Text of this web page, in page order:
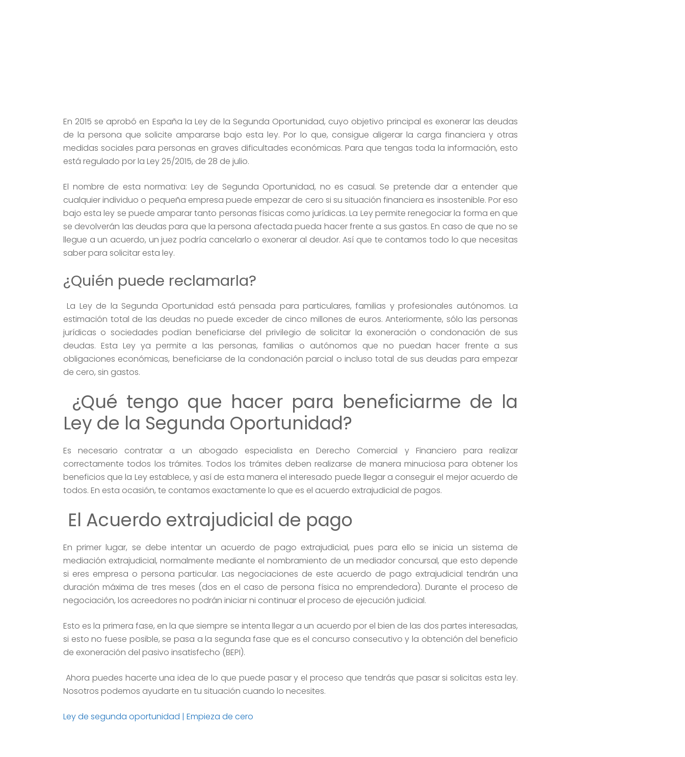
En 2015 se aprobó en España la Ley de la Segunda Oportunidad, cuyo objetivo principal es exonerar las deudas
de la persona que solicite ampararse bajo esta ley. Por lo que, consigue aligerar la carga financiera y otras
medidas sociales para personas en graves dificultades económicas. Para que tengas toda la información, esto
está regulado por la Ley 25/2015, de 28 de julio.
El nombre de esta normativa: Ley de Segunda Oportunidad, no es casual. Se pretende dar a entender que
cualquier individuo o pequeña empresa puede empezar de cero si su situación financiera es insostenible. Por eso
bajo esta ley se puede amparar tanto personas físicas como jurídicas. La Ley permite renegociar la forma en que
se devolverán las deudas para que la persona afectada pueda hacer frente a sus gastos. En caso de que no se
llegue a un acuerdo, un juez podría cancelarlo o exonerar al deudor. Así que te contamos todo lo que necesitas
saber para solicitar esta ley.
¿Quién puede reclamarla?
La Ley de la Segunda Oportunidad está pensada para particulares, familias y profesionales autónomos. La
estimación total de las deudas no puede exceder de cinco millones de euros. Anteriormente, sólo las personas
jurídicas o sociedades podían beneficiarse del privilegio de solicitar la exoneración o condonación de sus
deudas. Esta Ley ya permite a las personas, familias o autónomos que no puedan hacer frente a sus
obligaciones económicas, beneficiarse de la condonación parcial o incluso total de sus deudas para empezar
de cero, sin gastos.
¿Qué tengo que hacer para beneficiarme de la
Ley de la Segunda Oportunidad?
Es necesario contratar a un abogado especialista en Derecho Comercial y Financiero para realizar
correctamente todos los trámites. Todos los trámites deben realizarse de manera minuciosa para obtener los
beneficios que la Ley establece, y así de esta manera el interesado puede llegar a conseguir el mejor acuerdo de
todos. En esta ocasión, te contamos exactamente lo que es el acuerdo extrajudicial de pagos.
El Acuerdo extrajudicial de pago
En primer lugar, se debe intentar un acuerdo de pago extrajudicial, pues para ello se inicia un sistema de
mediación extrajudicial, normalmente mediante el nombramiento de un mediador concursal, que esto depende
si eres empresa o persona particular. Las negociaciones de este acuerdo de pago extrajudicial tendrán una
duración máxima de tres meses (dos en el caso de persona física no emprendedora). Durante el proceso de
negociación, los acreedores no podrán iniciar ni continuar el proceso de ejecución judicial.
Esto es la primera fase, en la que siempre se intenta llegar a un acuerdo por el bien de las dos partes interesadas,
si esto no fuese posible, se pasa a la segunda fase que es el concurso consecutivo y la obtención del beneficio
de exoneración del pasivo insatisfecho (BEPI).
Ahora puedes hacerte una idea de lo que puede pasar y el proceso que tendrás que pasar si solicitas esta ley.
Nosotros podemos ayudarte en tu situación cuando lo necesites.
Ley de segunda oportunidad | Empieza de cero